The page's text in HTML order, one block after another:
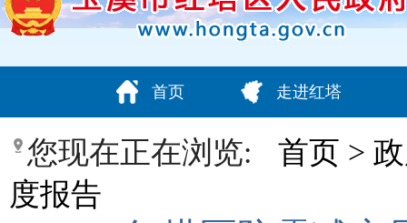
首页 走进红塔
您现在正在浏览: 首页 >
度报告